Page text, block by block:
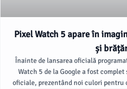
Pixel Watch 5 apare în
și
Înainte de lansarea oficială
Watch 5 de la Google a fost
oficiale, prezentând noi culori pentru